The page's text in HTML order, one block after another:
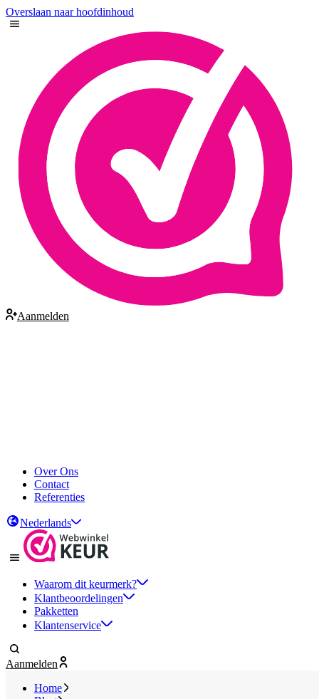
Overslaan naar hoofdinhoud
Aanmelden
Over Ons
Contact
Referenties
Nederlands
Waarom dit keurmerk?
Klantbeoordelingen
Pakketten
Klantenservice
Aanmelden
Home